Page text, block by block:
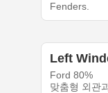
Fenders.
Left
Ford 80%
맞춤형 외관